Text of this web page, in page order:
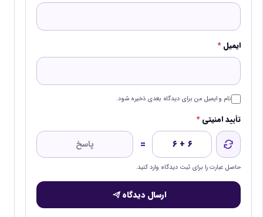
ایمیل*
نام و ایمیل من برای دیدگاه بعدی ذخیره شود.
تأیید امنیتی*
۶ + ۶ =
حاصل عبارت را برای ثبت دیدگاه وارد کنید.
ارسال دیدگاه